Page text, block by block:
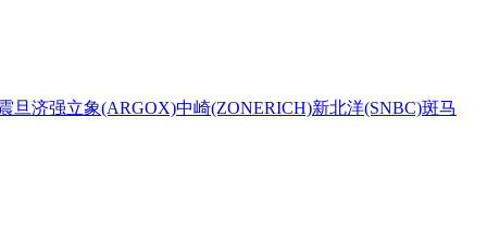
旦济强立象(ARGOX)中崎(ZONERICH)新北洋(SNBC)斑马